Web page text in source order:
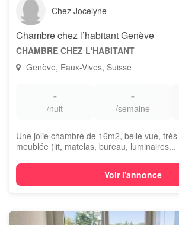
Chez Jocelyne
Chambre chez l’habitant Genève
CHAMBRE CHEZ L'HABITANT
Genève, Eaux-Vives, Suisse
-
/nuit
-
/semaine
Une jolie chambre de 16m2, belle vue,
meublée (lit, matelas, bureau, luminaires...
Voir l'annonce